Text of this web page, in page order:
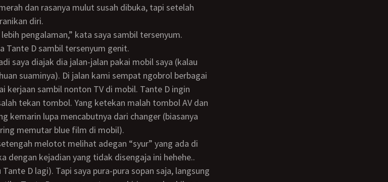
diri.
pengalaman,” kata saya sambil tersenyum.
Tante D sambil tersenyum genit.
suaminya). Di jalan kami sempat ngobrol berbagai
kerjaan sambil nonton TV di mobil. Tante D ingin
tekan tombol. Yang ketekan malah tombol AV dan
kemarin lupa mencabutnya dari changer (biasanya
memutar blue film di mobil).
dengan kejadian yang tidak disengaja ini hehehe..
D lagi). Tapi saya pura-pura sopan saja, langsung